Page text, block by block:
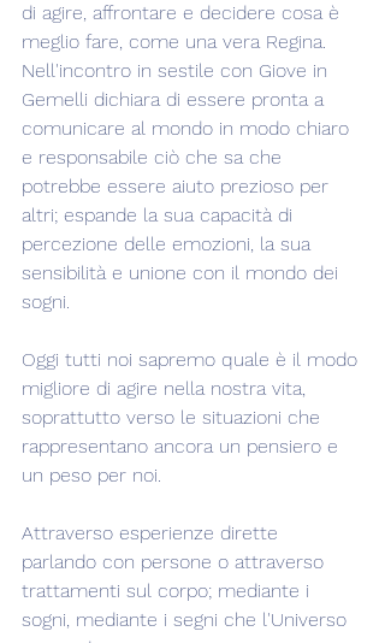
di agire, affrontare e decidere cosa è
meglio fare, come una vera Regina.
Nell'incontro in sestile con Giove in
Gemelli dichiara di essere pronta a
comunicare al mondo in modo chiaro
e responsabile ciò che sa che
potrebbe essere aiuto prezioso per
altri; espande la sua capacità di
percezione delle emozioni, la sua
sensibilità e unione con il mondo dei
sogni.
Oggi tutti noi sapremo quale è il modo
migliore di agire nella nostra vita,
soprattutto verso le situazioni che
rappresentano ancora un pensiero e
un peso per noi.
Attraverso esperienze dirette
parlando con persone o attraverso
trattamenti sul corpo; mediante i
sogni, mediante i segni che l'Universo